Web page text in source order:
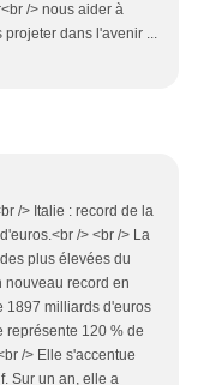
/> nous aider à
dans l'avenir ...
/> Italie : record de la
/> <br /> La
plus élevées du
nouveau record en
1897 milliards d'euros
représente 120 % de
/> Elle s'accentue
Sur un an, elle a